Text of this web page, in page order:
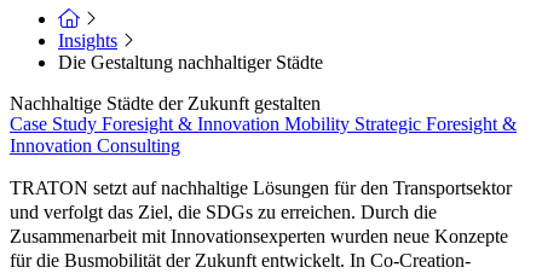
Insights
Die Gestaltung nachhaltiger Städte
Nachhaltige Städte der Zukunft gestalten
Case Study Foresight & Innovation Mobility Strategic Foresight &
Innovation Consulting
TRATON setzt auf nachhaltige Lösungen für den Transportsektor
und verfolgt das Ziel, die SDGs zu erreichen. Durch die
Zusammenarbeit mit Innovationsexperten wurden neue Konzepte
für die Busmobilität der Zukunft entwickelt. In Co-Creation-